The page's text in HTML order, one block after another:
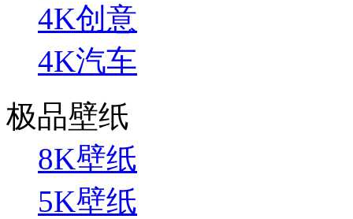
4K创意
4K汽车
极品壁纸
8K壁纸
5K壁纸